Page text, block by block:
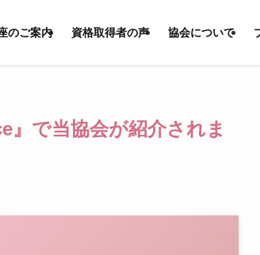
のご案内 資格取得者の声 協会について
で当協会が紹介されま